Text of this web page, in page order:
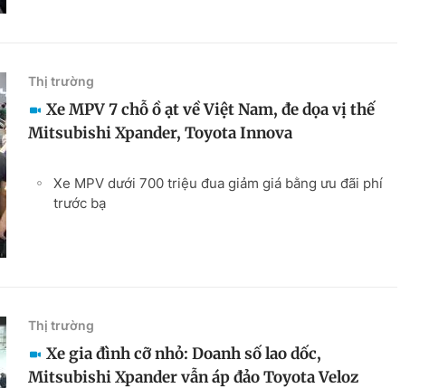
Thị trường
Xe MPV 7 chỗ ồ ạt về Việt Nam, đe dọa vị thế
Mitsubishi Xpander, Toyota Innova
Xe MPV dưới 700 triệu đua giảm giá bằng ưu đãi phí
trước bạ
Thị trường
Xe gia đình cỡ nhỏ: Doanh số lao dốc,
Mitsubishi Xpander vẫn áp đảo Toyota Veloz